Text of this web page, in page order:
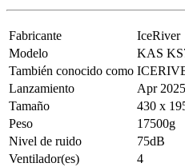
Fabricante
IceRiver
Modelo
KAS
También conocido como
Lanzamiento
Apr 2025
Tamaño
430 x
Peso
17500g
Nivel de ruido
75dB
Ventilador(es)
4